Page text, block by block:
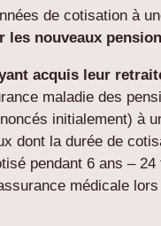
de cotisation à
les nouveaux
acquis leur
maladie des
initialement) à
dont la durée de
pendant 6 ans –
médicale